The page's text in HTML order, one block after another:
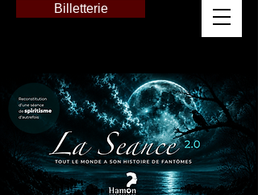
Billetterie